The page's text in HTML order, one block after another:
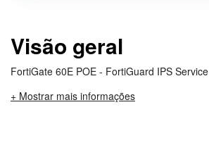
Visão geral
FortiGate 60E POE - FortiGuard IPS Service
+ Mostrar mais informações